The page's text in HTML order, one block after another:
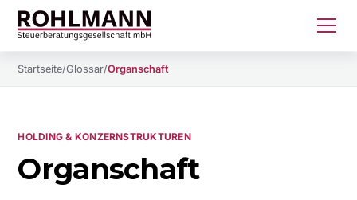
Startseite/Glossar/Organschaft
HOLDING & KONZERNSTRUKTUREN
Organschaft